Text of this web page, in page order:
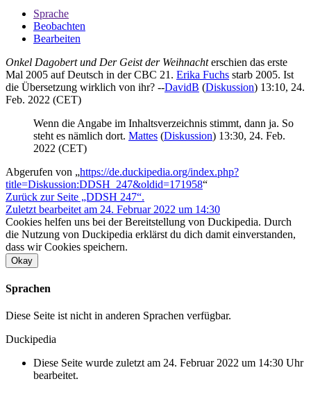
Sprache
Beobachten
Bearbeiten
Onkel Dagobert und Der Geist der Weihnachterschien das erste
Mal 2005 auf Deutsch in der CBC 21. Erika Fuchs starb 2005. Ist
die Übersetzung wirklich von ihr? --DavidB (Diskussion) 13:10, 24.
Feb. 2022 (CET)
Wenn die Angabe im Inhaltsverzeichnis stimmt, dann ja. So
steht es nämlich dort. Mattes (Diskussion) 13:30, 24. Feb.
2022 (CET)
Abgerufen von „https://de.duckipedia.org/index.php?
title=Diskussion:DDSH_247&oldid=171958“
Zurück zur Seite „DDSH 247“.
Zuletzt bearbeitet am 24. Februar 2022 um 14:30
Cookies helfen uns bei der Bereitstellung von Duckipedia. Durch
die Nutzung von Duckipedia erklärst du dich damit einverstanden,
dass wir Cookies speichern.
Okay
Sprachen
Diese Seite ist nicht in anderen Sprachen verfügbar.
Duckipedia
Diese Seite wurde zuletzt am 24. Februar 2022 um 14:30 Uhr
bearbeitet.